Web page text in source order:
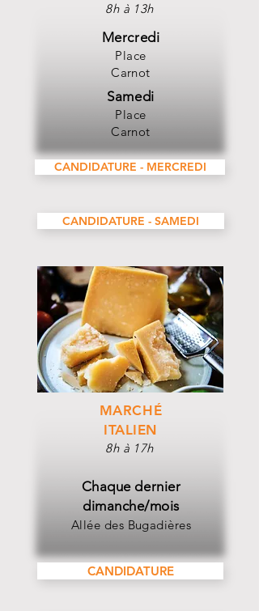
8h à 13h
Mercredi
Place
Carnot
Samedi
Place
Carnot
CANDIDATURE - MERCREDI
CANDIDATURE - SAMEDI
MARCHÉ
ITALIEN
8h à 17h
Chaque dernier
dimanche/mois
Allée des Bugadières
CANDIDATURE